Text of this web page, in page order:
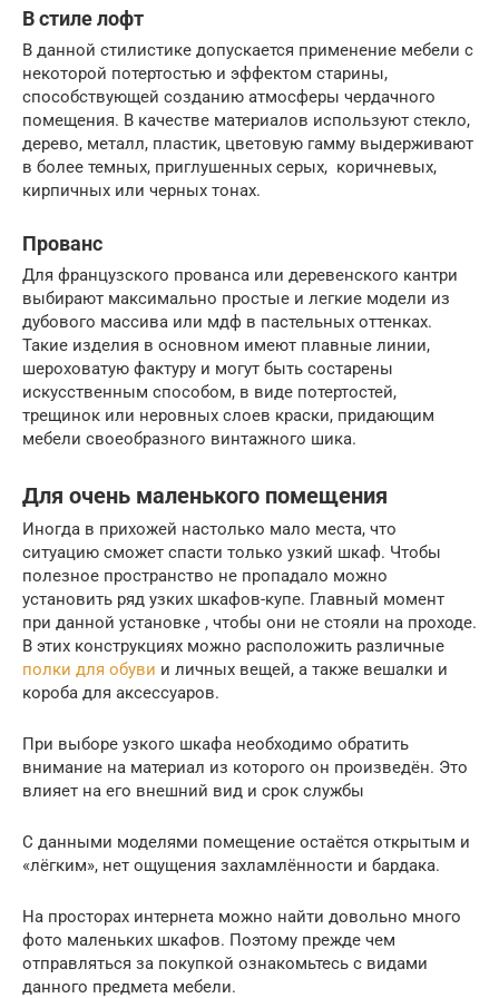
В стиле лофт
В данной стилистике допускается применение мебели с
некоторой потертостью и эффектом старины,
способствующей созданию атмосферы чердачного
помещения. В качестве материалов используют стекло,
дерево, металл, пластик, цветовую гамму выдерживают
в более темных, приглушенных серых, коричневых,
кирпичных или черных тонах.
Прованс
Для французского прованса или деревенского кантри
выбирают максимально простые и легкие модели из
дубового массива или мдф в пастельных оттенках.
Такие изделия в основном имеют плавные линии,
шероховатую фактуру и могут быть состарены
искусственным способом, в виде потертостей,
трещинок или неровных слоев краски, придающим
мебели своеобразного винтажного шика.
Для очень маленького помещения
Иногда в прихожей настолько мало места, что
ситуацию сможет спасти только узкий шкаф. Чтобы
полезное пространство не пропадало можно
установить ряд узких шкафов-купе. Главный момент
при данной установке , чтобы они не стояли на проходе.
В этих конструкциях можно расположить различные
полки для обуви и личных вещей, а также вешалки и
короба для аксессуаров.
При выборе узкого шкафа необходимо обратить
внимание на материал из которого он произведён. Это
влияет на его внешний вид и срок службы
С данными моделями помещение остаётся открытым и
«лёгким», нет ощущения захламлённости и бардака.
На просторах интернета можно найти довольно много
фото маленьких шкафов. Поэтому прежде чем
отправляться за покупкой ознакомьтесь с видами
данного предмета мебели.